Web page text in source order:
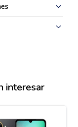
interesar